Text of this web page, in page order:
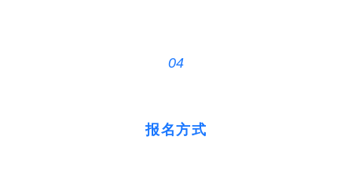
04
报名方式